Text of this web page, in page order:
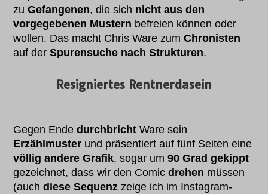
zuGefangenen, die sich nicht aus den
vorgegebenen Mustern befreien können oder
wollen. Das macht Chris Ware zumChronisten
auf derSpurensuche nach Strukturen.
Resigniertes Rentnerdasein
Gegen Endedurchbricht Ware sein
Erzählmuster und präsentiert auf fünf Seiten eine
völlig andere Grafik, sogar um90 Grad gekippt
gezeichnet, dass wir den Comicdrehen müssen
(auchdiese Sequenz zeige ich im Instagram-